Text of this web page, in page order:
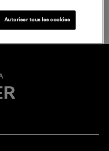
Autoriser tous les cookies